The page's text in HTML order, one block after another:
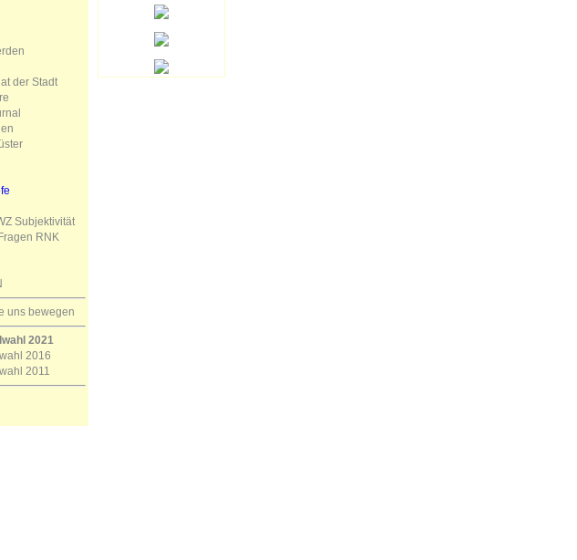
der Stadt
Subjektivität
RNK
uns bewegen
2021
2016
2011